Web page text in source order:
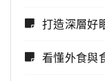
打造深層好
看懂外食與